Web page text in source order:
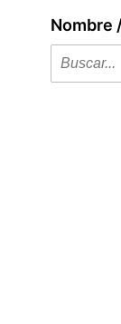
Nombre